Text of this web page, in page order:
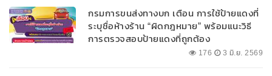
กรมการขนส่งทางบก เตือน การใช้ป้ายแดงที่
ระบุชื่อห้างร้าน “ผิดกฎหมาย” พร้อมแนะวิธี
การตรวจสอบป้ายแดงที่ถูกต้อง
176 3 มิ.ย. 2569